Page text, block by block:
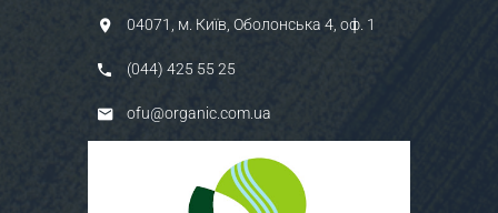
04071, м. Київ, Оболонська 4, оф. 1
(044) 425 55 25
ofu@organic.com.ua